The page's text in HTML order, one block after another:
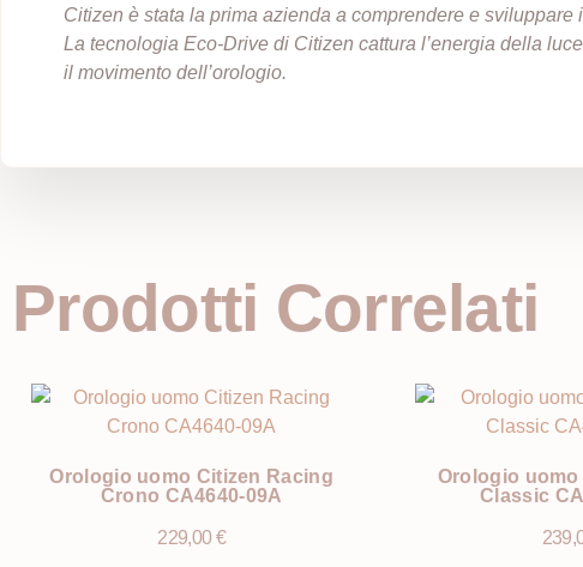
Citizen è stata la prima azienda a comprendere e
La tecnologia Eco-Drive di Citizen cattura l’energia della
il movimento dell’orologio.
Prodotti Correlati
Orologio uomo Citizen Racing
Crono CA4640-09A
229,00€
Orologio
Classic